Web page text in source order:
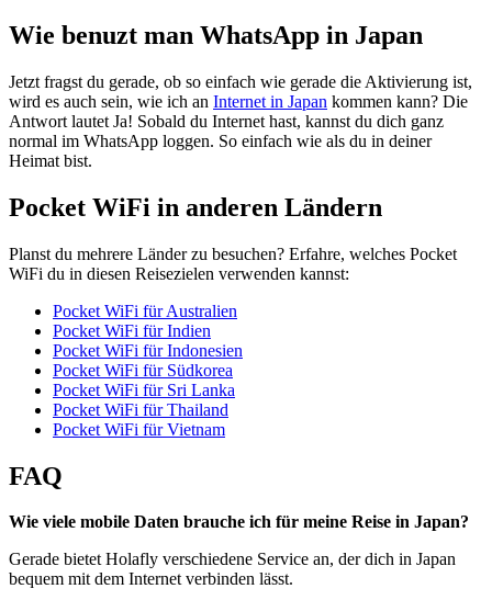
Wie benuzt man WhatsApp in Japan
Jetzt fragst du gerade, ob so einfach wie gerade die Aktivierung ist,
wird es auch sein, wie ich an Internet in Japan kommen kann? Die
Antwort lautet Ja! Sobald du Internet hast, kannst du dich ganz
normal im WhatsApp loggen. So einfach wie als du in deiner
Heimat bist.
Pocket WiFi in anderen Ländern
Planst du mehrere Länder zu besuchen? Erfahre, welches Pocket
WiFi du in diesen Reisezielen verwenden kannst:
Pocket WiFi für Australien
Pocket WiFi für Indien
Pocket WiFi für Indonesien
Pocket WiFi für Südkorea
Pocket WiFi für Sri Lanka
Pocket WiFi für Thailand
Pocket WiFi für Vietnam
FAQ
Wie viele mobile Daten brauche ich für meine Reise in Japan?
Gerade bietet Holafly verschiedene Service an, der dich in Japan
bequem mit dem Internet verbinden lässt.